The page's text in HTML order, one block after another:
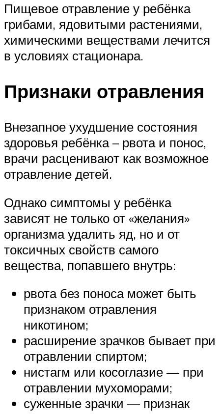
Пищевое отравление у ребёнка
грибами, ядовитыми растениями,
химическими веществами лечится
в условиях стационара.
Признаки отравления
Внезапное ухудшение состояния
здоровья ребёнка – рвота и понос,
врачи расценивают как возможное
отравление детей.
Однако симптомы у ребёнка
зависят не только от «желания»
организма удалить яд, но и от
токсичных свойств самого
вещества, попавшего внутрь:
рвота без поноса может быть
признаком отравления
никотином;
расширение зрачков бывает при
отравлении спиртом;
нистагм или косоглазие — при
отравлении мухоморами;
суженные зрачки — признак